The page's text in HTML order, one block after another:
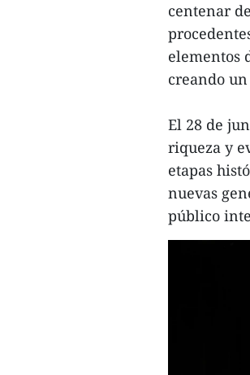
centenar
elementos
creando
El 28 de
riqueza y
etapas
nuevas
público